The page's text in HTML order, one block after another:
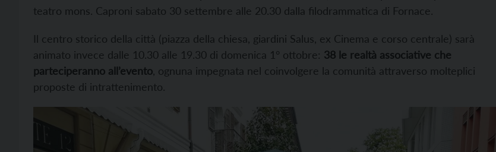
teatro mons. Caproni sabato 30 settembre alle 20.30 dalla filodrammatica di Fornace.
Il centro storico della città (piazza della chiesa, giardini Salus, ex Cinema e corso centrale) sarà
animato invece dalle 10.30 alle 19.30 di domenica 1° ottobre: 38 le realtà associative che
parteciperanno all’evento , ognuna impegnata nel coinvolgere la comunità attraverso molteplici
proposte di intrattenimento.